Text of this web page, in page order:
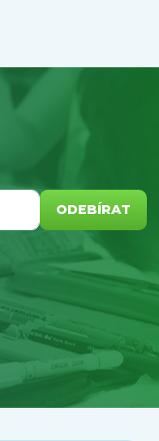
ODEBÍRAT